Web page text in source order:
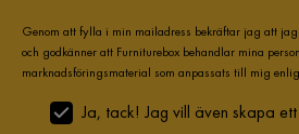
Genom att fylla i min mailadress bekräftar jag att
och godkänner att Furniturebox behandlar mina
marknadsföringsmaterial som anpassats till mig
Ja, tack! Jag vill även skapa